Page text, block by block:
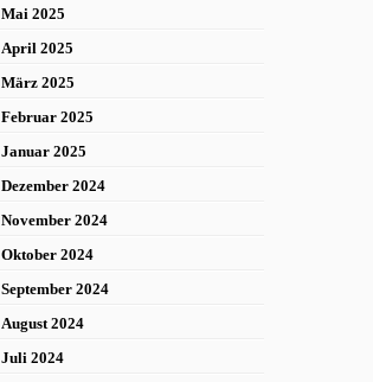
Mai 2025
April 2025
März 2025
Februar 2025
Januar 2025
Dezember 2024
November 2024
Oktober 2024
September 2024
August 2024
Juli 2024